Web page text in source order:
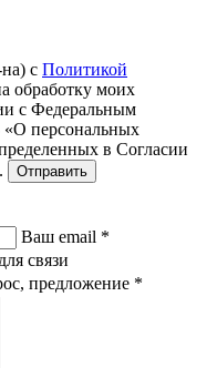
с Политикой
обработку моих
с Федеральным
«О персональных
в Согласии
Отправить
Ваш email *
связи
предложение *